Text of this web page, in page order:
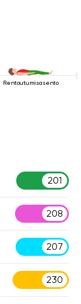
Rentoutumisasento
201
208
207
230